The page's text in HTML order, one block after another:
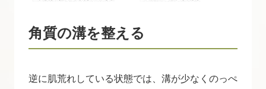
角質の溝を整える
逆に肌荒れしている状態では、溝が少なくのっぺ